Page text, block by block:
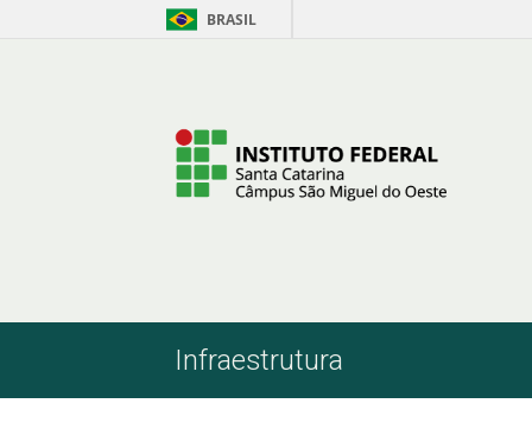
Pular para o Conteúdo BRASIL
Infraestrutura